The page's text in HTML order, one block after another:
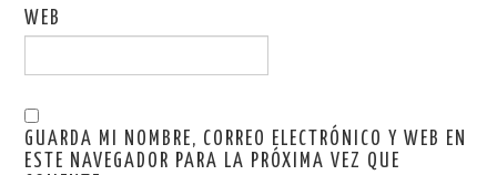
WEB
GUARDA MI NOMBRE, CORREO ELECTRÓNICO Y WEB EN
ESTE NAVEGADOR PARA LA PRÓXIMA VEZ QUE